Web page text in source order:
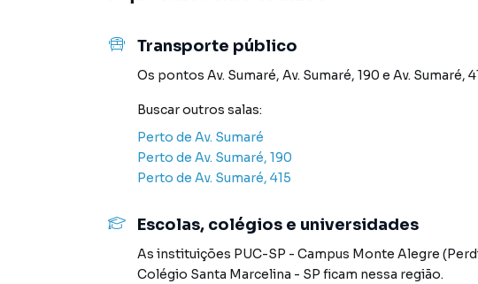
Sala para Venda em região valorizada do bairro Perdizes,
ou deseja mais informações sobre Sala em São Paulo?
A Sell Imóveis tem mais opções de apartamentos, casas
terrenos, lojas e barracões para venda ou locação, além
lançamentos na planta em Perdizes e em outras regiões
Negocie seu imóvel de forma totalmente online, com
consegue comprar ou alugar um imóvel em São Paulo
praticidade de fazer tudo online, direto do seu
Transporte público
Os pontos Av. Sumaré, Av. Sumaré, 190 e Av. Sumaré,
Buscar outros salas:
Perto de Av. Sumaré
Perto de Av. Sumaré, 190
Perto de Av. Sumaré, 415
Escolas, colégios e universidades
As instituições PUC-SP - Campus Monte Alegre
Colégio Santa Marcelina - SP ficam nessa região.